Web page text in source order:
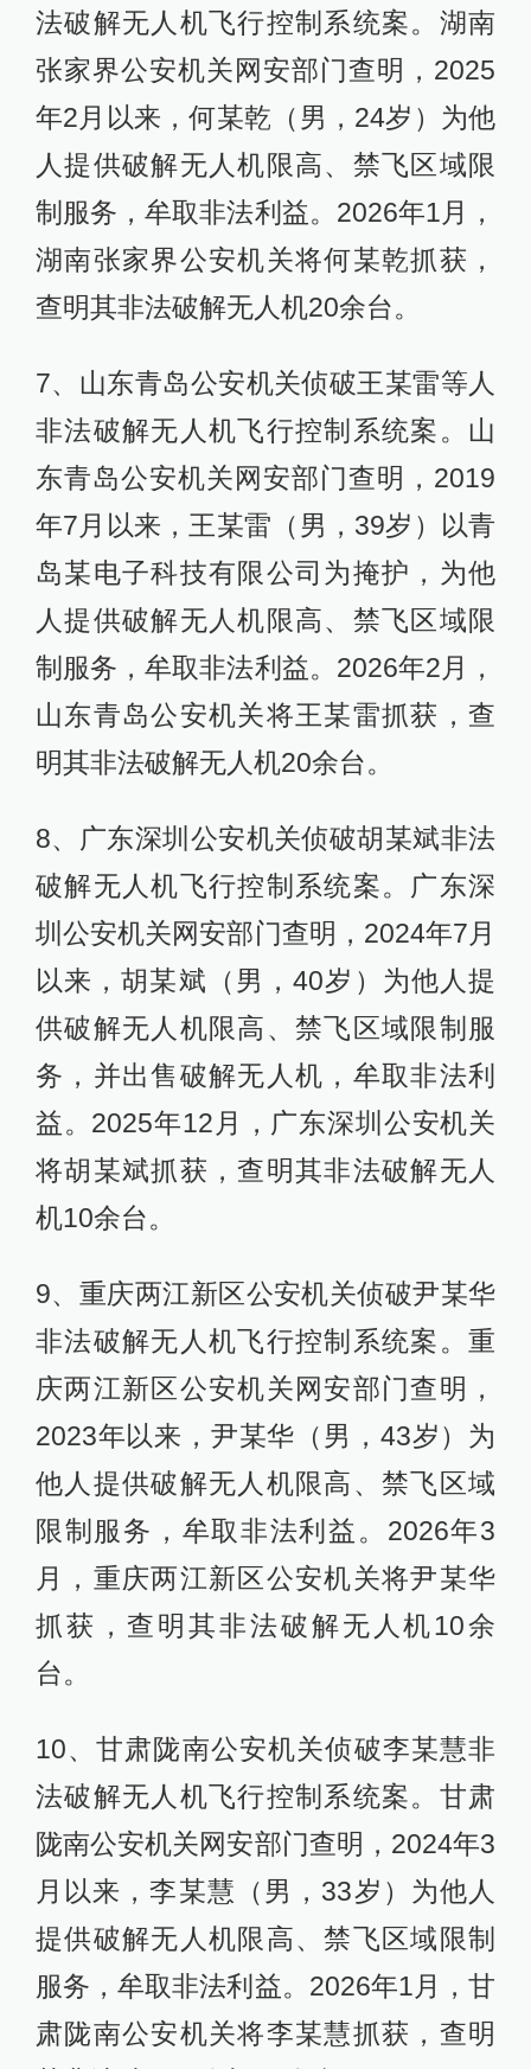
法破解无人机飞行控制系统案。湖南
张家界公安机关网安部门查明，2025
年2月以来，何某乾（男，24岁）为他
人提供破解无人机限高、禁飞区域限
制服务，牟取非法利益。2026年1月，
湖南张家界公安机关将何某乾抓获，
查明其非法破解无人机20余台。
7、山东青岛公安机关侦破王某雷等人
非法破解无人机飞行控制系统案。山
东青岛公安机关网安部门查明，2019
年7月以来，王某雷（男，39岁）以青
岛某电子科技有限公司为掩护，为他
人提供破解无人机限高、禁飞区域限
制服务，牟取非法利益。2026年2月，
山东青岛公安机关将王某雷抓获，查
明其非法破解无人机20余台。
8、广东深圳公安机关侦破胡某斌非法
破解无人机飞行控制系统案。广东深
圳公安机关网安部门查明，2024年7月
以来，胡某斌（男，40岁）为他人提
供破解无人机限高、禁飞区域限制服
务，并出售破解无人机，牟取非法利
益。2025年12月，广东深圳公安机关
将胡某斌抓获，查明其非法破解无人
机10余台。
9、重庆两江新区公安机关侦破尹某华
非法破解无人机飞行控制系统案。重
庆两江新区公安机关网安部门查明，
2023年以来，尹某华（男，43岁）为
他人提供破解无人机限高、禁飞区域
限制服务，牟取非法利益。2026年3
月，重庆两江新区公安机关将尹某华
抓获，查明其非法破解无人机10余
台。
10、甘肃陇南公安机关侦破李某慧非
法破解无人机飞行控制系统案。甘肃
陇南公安机关网安部门查明，2024年3
月以来，李某慧（男，33岁）为他人
提供破解无人机限高、禁飞区域限制
服务，牟取非法利益。2026年1月，甘
肃陇南公安机关将李某慧抓获，查明